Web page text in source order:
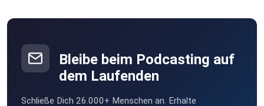
Bleibe beim Podcasting auf
dem Laufenden
Schließe Dich 26.000+ Menschen an. Erhalte